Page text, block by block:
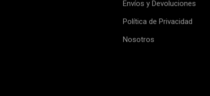
Envíos y Devoluciones
Política de Privacidad
Nosotros